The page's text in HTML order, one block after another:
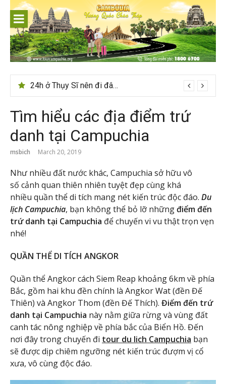
content
24h ở Thụy Sĩ nên đi đâu, chơi gì?
Tìm hiểu các địa điểm trứ
danh tại Campuchia
msbich March 20, 2019
Như nhiều đất nước khác, Campuchia sở hữu vô
số cảnh quan thiên nhiên tuyệt đẹp cùng khá
nhiều quần thể di tích mang nét kiến trúc độc đáo. Du
lịch Campuchia, bạn không thể bỏ lỡ nhữngđiểm đến
trứ danh tại Campuchia để chuyến vi vu thật trọn vẹn
nhé!
QUẦN THỂ DI TÍCH ANGKOR
Quần thể Angkor cách Siem Reap khoảng 6km về phía
Bắc, gồm hai khu đền chính là Angkor Wat (đền Đế
Thiên) và Angkor Thom (đền Đế Thích). Điểm đến trứ
danh tại Campuchia này nằm giữa rừng và vùng đất
canh tác nông nghiệp về phía bắc của Biển Hồ. Đến
nơi đây trong chuyến đi tour du lich Campuchia bạn
sẽ được dịp chiêm ngưỡng nét kiến trúc đượm vị cổ
xưa, vô cùng độc đáo.